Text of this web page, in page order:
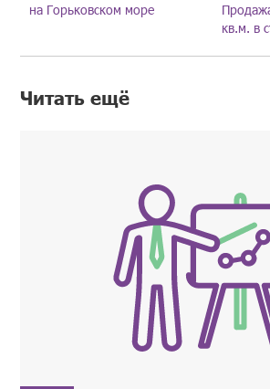
на Горьковском море
кв.м. в
Читать ещё